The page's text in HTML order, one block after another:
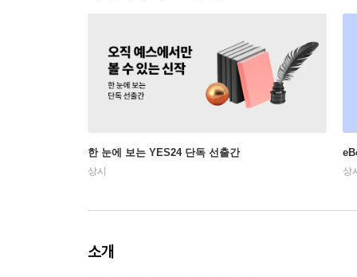
한 눈에 보는 YES24 단독 선출간
상시 상
소개